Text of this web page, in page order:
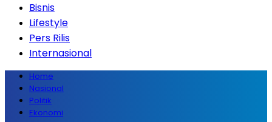
Bisnis
Lifestyle
Pers Rilis
Internasional
Home
Nasional
Politik
Ekonomi